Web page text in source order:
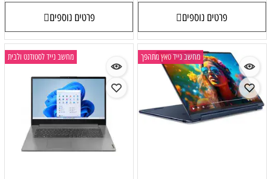
פרטים נוספים פרטים נוספים
מחשב נייד טאץ מתהפך מחשב נייד לסטודנט ולבית